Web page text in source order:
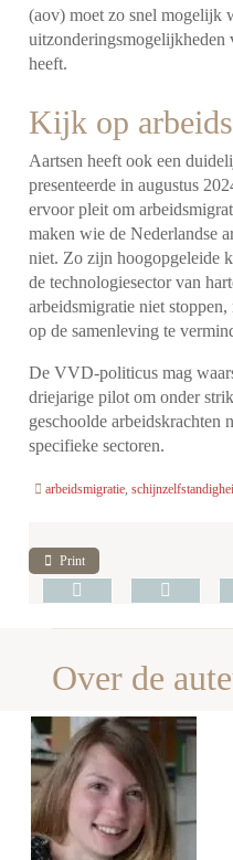
(aov) moet zo snel mogelijk
uitzonderingsmogelijkheden
heeft.
Kijk op
Aartsen heeft ook een
presenteerde in augustus
ervoor pleit om
maken wie de Nederlandse
niet. Zo zijn hoogopgeleide
de technologiesector van
arbeidsmigratie niet
op de samenleving te
De VVD-politicus mag
driejarige pilot om onder
geschoolde arbeidskrachten
specifieke sectoren.
arbeidsmigratie,
Print
Over de